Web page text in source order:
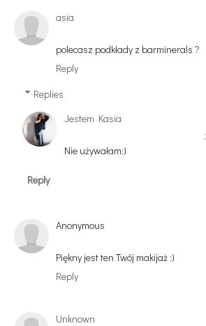
asia
polecasz podkłady z barminerals ?
Reply
Replies
Jestem Kasia
Nie używałam;)
Reply
Anonymous
Piękny jest ten Twój makijaż :)
Reply
Unknown